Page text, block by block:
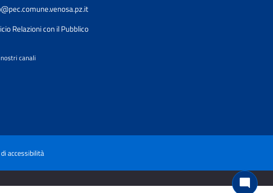
mode_comment
Relazioni con il Pubblico
canali
accessibilità